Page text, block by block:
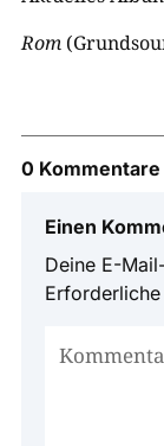
Rom
0 Kommentare
Einen
Deine E-